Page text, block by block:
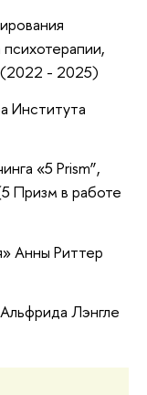
(2022 - 2025)
Института
«5 Prism”,
Призм в работе
Анны Риттер
Лэнгле